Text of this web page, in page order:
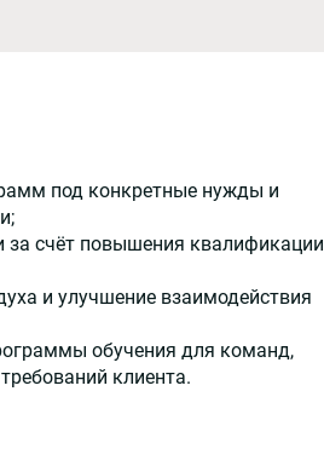
под конкретные нужды и
за счёт повышения квалификации
и улучшение взаимодействия
обучения для команд,
клиента.